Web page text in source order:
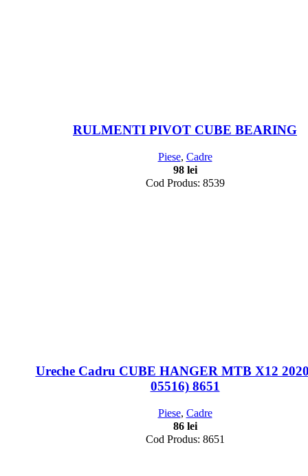
RULMENTI PIVOT CUBE BEARING
Piese, Cadre
98 lei
Cod Produs: 8539
Ureche Cadru CUBE HANGER MTB X12
05516) 8651
Piese, Cadre
86 lei
Cod Produs: 8651